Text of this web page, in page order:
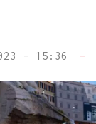
- 15:36 —